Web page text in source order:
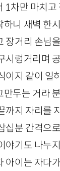
1차만 마치고
하니 새벽 한
장거리 손님
시렁거리며
이지 같이 일
만두는 거라
까지 자리를
십분 간격으
야기도 나누
아이는 자다